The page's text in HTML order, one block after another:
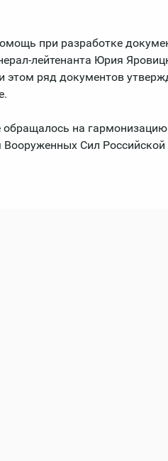
при разработке
лейтенанта Юрия
этом ряд документов
обращалось на
Сил